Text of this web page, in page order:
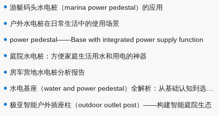
游艇码头水电桩（marina power pedestal）的应用
户外水电桩在日常生活中的使用场景
power pedestal——Base with integrated power supply function
庭院水电桩：方便家庭生活用水和用电的神器
房车营地水电桩分析报告
水电基座（water and power pedestal）全解析：从基础认知到选型落地
极亚智能户外插座柱（outdoor outlet post）——构建智能庭院生态